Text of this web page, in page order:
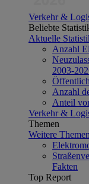
Verkehr &
Beliebte
Aktuelle
Anzahl
2003-
Anzahl
Anteil
Verkehr &
Themen
Weitere Themen
Fakten
Top Report